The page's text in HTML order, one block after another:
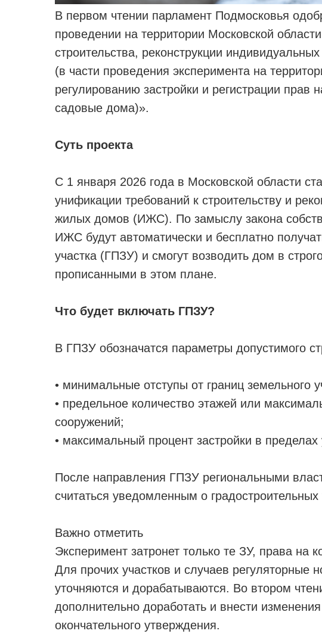
В первом чтении парламент Подмосковья
проведении на территории Московской
строительства, реконструкции
(в части проведения эксперимента на
регулированию застройки и регистрации
садовые дома)».
Суть проекта
С 1 января 2026 года в Московской области
унификации требований к строительству и
жилых домов (ИЖС). По замыслу закона
ИЖС будут автоматически и бесплатно
участка (ГПЗУ) и смогут возводить дом в
прописанными в этом плане.
Что будет включать ГПЗУ?
В ГПЗУ обозначатся параметры допустимого
• минимальные отступы от границ земельного
• предельное количество этажей или
сооружений;
• максимальный процент застройки в пределах
После направления ГПЗУ региональными
считаться уведомленным о градостроительных
Важно отметить
Эксперимент затронет только те ЗУ, права на
Для прочих участков и случаев регуляторные
уточняются и дорабатываются. Во втором
дополнительно доработать и внести
окончательного утверждения.